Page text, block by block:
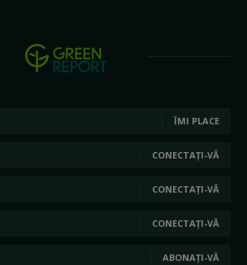
ÎMI PLACE
CONECTAȚI-VĂ
CONECTAȚI-VĂ
CONECTAȚI-VĂ
ABONAȚI-VĂ